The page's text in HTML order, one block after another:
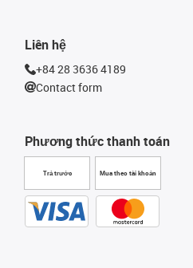
Phương thức thanh toán
Trả trước Mua theo tài khoản
Liên hệ
+84 28 3636 4189
Contact form